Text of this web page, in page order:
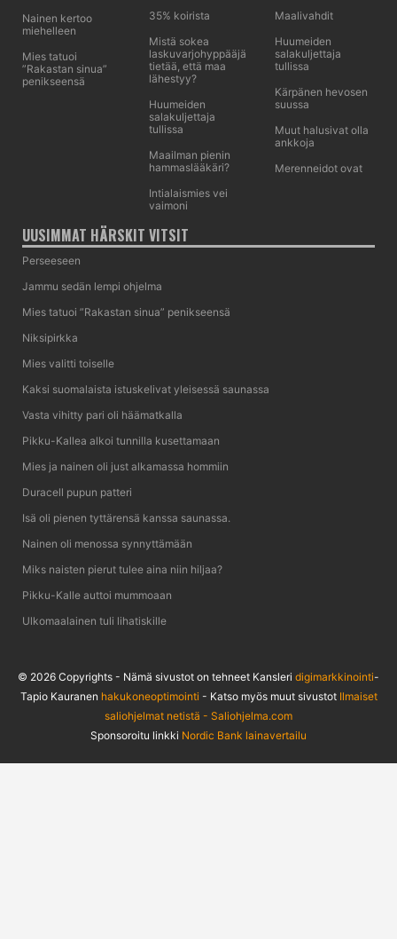
Nainen kertoo
miehelleen
Mies tatuoi
”Rakastan sinua”
penikseensä
35% koirista
Mistä sokea
laskuvarjohyppääjä
tietää, että maa
lähestyy?
Huumeiden
salakuljettaja
tullissa
Maailman pienin
hammaslääkäri?
Intialaismies vei
vaimoni
Maalivahdit
Huumeiden
salakuljettaja
tullissa
Kärpänen hevosen
suussa
Muut halusivat olla
ankkoja
Merenneidot ovat
UUSIMMAT HÄRSKIT VITSIT
Perseeseen
Jammu sedän lempi ohjelma
Mies tatuoi ”Rakastan sinua” penikseensä
Niksipirkka
Mies valitti toiselle
Kaksi suomalaista istuskelivat yleisessä saunassa
Vasta vihitty pari oli häämatkalla
Pikku-Kallea alkoi tunnilla kusettamaan
Mies ja nainen oli just alkamassa hommiin
Duracell pupun patteri
Isä oli pienen tyttärensä kanssa saunassa.
Nainen oli menossa synnyttämään
Miks naisten pierut tulee aina niin hiljaa?
Pikku-Kalle auttoi mummoaan
Ulkomaalainen tuli lihatiskille
© 2026 Copyrights - Nämä sivustot on tehneet Kansleri digimarkkinointi-
Tapio Kauranen hakukoneoptimointi - Katso myös muut sivustot Ilmaiset
saliohjelmat netistä - Saliohjelma.com
Sponsoroitu linkki Nordic Bank lainavertailu